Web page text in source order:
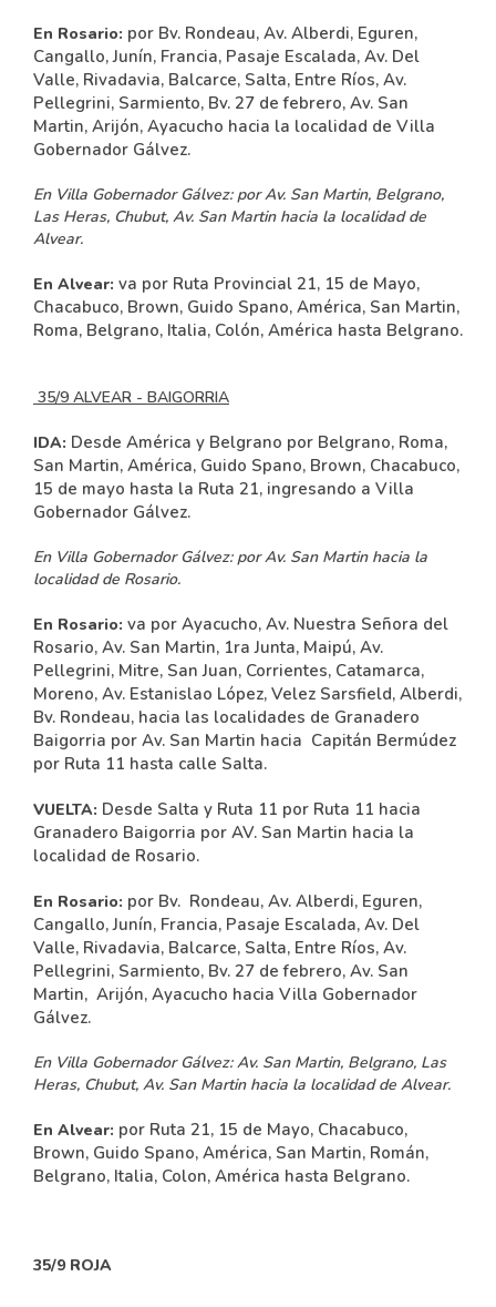
En Rosario: por Bv. Rondeau, Av. Alberdi, Eguren,
Cangallo, Junín, Francia, Pasaje Escalada, Av. Del
Valle, Rivadavia, Balcarce, Salta, Entre Ríos, Av.
Pellegrini, Sarmiento, Bv. 27 de febrero, Av. San
Martin, Arijón, Ayacucho hacia la localidad de Villa
Gobernador Gálvez.
En Villa Gobernador Gálvez:por Av. San Martin, Belgrano,
Las Heras, Chubut, Av. San Martin hacia la localidad de
Alvear.
En Alvear: va por Ruta Provincial 21, 15 de Mayo,
Chacabuco, Brown, Guido Spano, América, San Martin,
Roma, Belgrano, Italia, Colón, América hasta Belgrano.
35/9 ALVEAR - BAIGORRIA
IDA: Desde América y Belgrano por Belgrano, Roma,
San Martin, América, Guido Spano, Brown, Chacabuco,
15 de mayo hasta la Ruta 21, ingresando a Villa
Gobernador Gálvez.
En Villa Gobernador Gálvez:por Av. San Martin hacia la
localidad de Rosario.
En Rosario: va por Ayacucho, Av. Nuestra Señora del
Rosario, Av. San Martin, 1ra Junta, Maipú, Av.
Pellegrini, Mitre, San Juan, Corrientes, Catamarca,
Moreno, Av. Estanislao López, Velez Sarsfield, Alberdi,
Bv. Rondeau, hacia las localidades de Granadero
Baigorria por Av. San Martin hacia Capitán Bermúdez
por Ruta 11 hasta calle Salta.
VUELTA: Desde Salta y Ruta 11 por Ruta 11 hacia
Granadero Baigorria por AV. San Martin hacia la
localidad de Rosario.
En Rosario: por Bv. Rondeau, Av. Alberdi, Eguren,
Cangallo, Junín, Francia, Pasaje Escalada, Av. Del
Valle, Rivadavia, Balcarce, Salta, Entre Ríos, Av.
Pellegrini, Sarmiento, Bv. 27 de febrero, Av. San
Martin, Arijón, Ayacucho hacia Villa Gobernador
Gálvez.
En Villa Gobernador Gálvez:Av. San Martin, Belgrano, Las
Heras, Chubut, Av. San Martin hacia la localidad de Alvear.
En Alvear: por Ruta 21, 15 de Mayo, Chacabuco,
Brown, Guido Spano, América, San Martin, Román,
Belgrano, Italia, Colon, América hasta Belgrano.
35/9 ROJA